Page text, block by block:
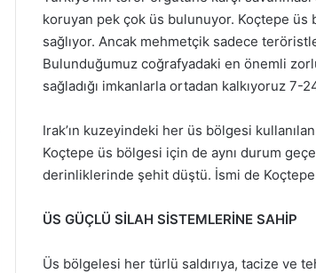
koruyan pek çok üs bulunuyor. Koçtepe
sağlıyor. Ancak mehmetçik sadece
Bulunduğumuz coğrafyadaki en önemli
sağladığı imkanlarla ortadan kalkıyoruz 7-
Irak’ın kuzeyindeki her üs bölgesi
Koçtepe üs bölgesi için de aynı durum
derinliklerinde şehit düştü. İsmi de
ÜS GÜÇLÜ SİLAH SİSTEMLERİNE SAHİP
Üs bölgelesi her türlü saldırıya, tacize ve